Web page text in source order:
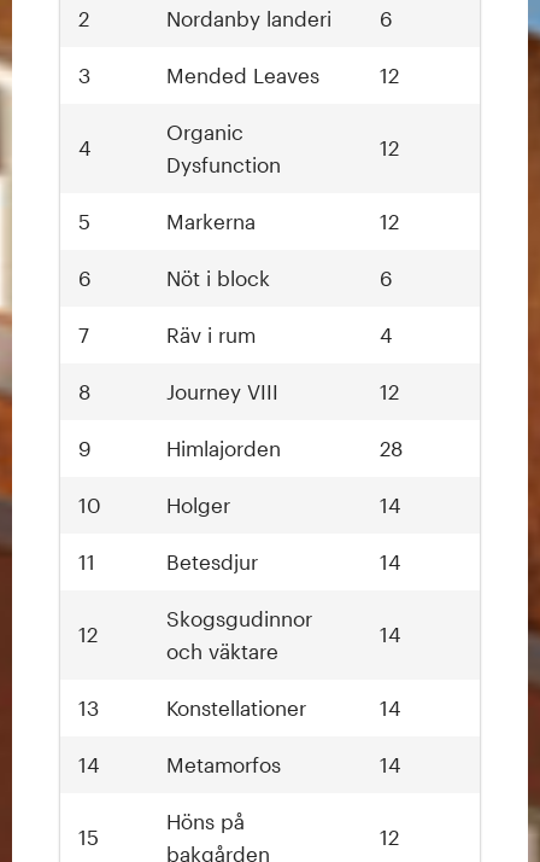
2 Nordanby landeri 6
3 Mended Leaves 12
4
Organic
Dysfunction
12
5 Markerna 12
6 Nöt i block 6
7 Räv i rum 4
8 Journey VIII 12
9 Himlajorden 28
10 Holger 14
11 Betesdjur 14
12
Skogsgudinnor
och väktare
14
13 Konstellationer 14
14 Metamorfos 14
15
Höns på
bakgården
12